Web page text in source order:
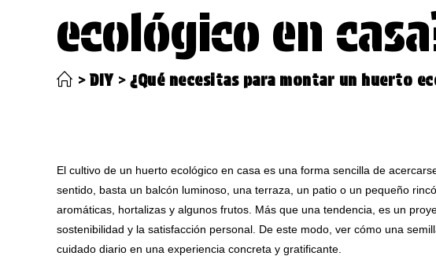
ecológico en
> DIY > ¿Qué necesitas para montar un huerto
El cultivo de un huerto ecológico en casa es una forma sencilla de
sentido, basta un balcón luminoso, una terraza, un patio o un pequeño
aromáticas, hortalizas y algunos frutos. Más que una tendencia, es un
sostenibilidad y la satisfacción personal. De este modo, ver cómo una
cuidado diario en una experiencia concreta y gratificante.